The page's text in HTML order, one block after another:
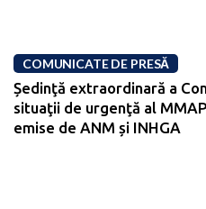
COMUNICATE DE PRESĂ
Ședinţă extraordinară a
situaţii de urgenţă al
emise de ANM și INHGA